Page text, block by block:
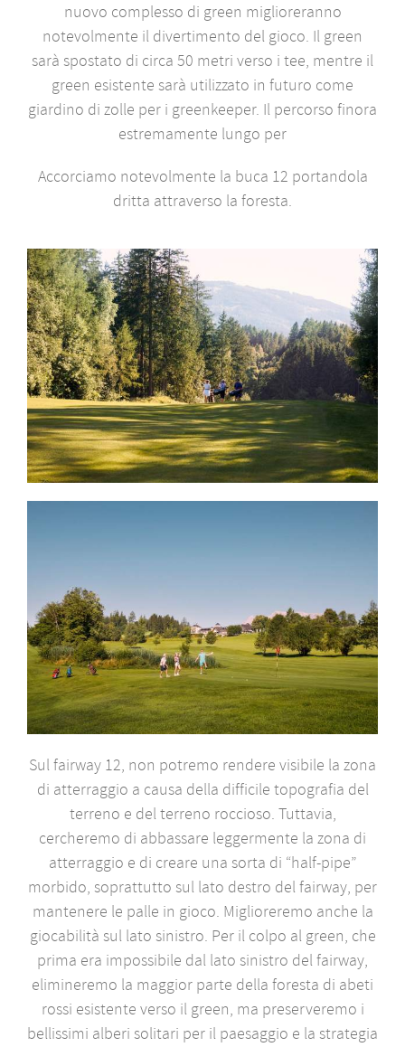
nuovo complesso di green miglioreranno
notevolmente il divertimento del gioco. Il green
sarà spostato di circa 50 metri verso i tee, mentre il
green esistente sarà utilizzato in futuro come
giardino di zolle per i greenkeeper. Il percorso finora
estremamente lungo per
Accorciamo notevolmente la buca 12 portandola
dritta attraverso la foresta.
Sul fairway 12, non potremo rendere visibile la zona
di atterraggio a causa della difficile topografia del
terreno e del terreno roccioso. Tuttavia,
cercheremo di abbassare leggermente la zona di
atterraggio e di creare una sorta di “half-pipe”
morbido, soprattutto sul lato destro del fairway, per
mantenere le palle in gioco. Miglioreremo anche la
giocabilità sul lato sinistro. Per il colpo al green, che
prima era impossibile dal lato sinistro del fairway,
elimineremo la maggior parte della foresta di abeti
rossi esistente verso il green, ma preserveremo i
bellissimi alberi solitari per il paesaggio e la strategia